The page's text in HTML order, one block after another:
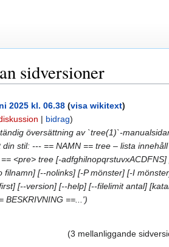
sidversioner
2025 kl. 06.38 (visa wikitext)
| bidrag)
översättning av `tree(1)`-
stil: --- == NAMN == tree – lista
<pre> tree [-adfghilnopqrstuvxACDFNS]
filnamn] [--nolinks] [-P mönster] [-I
[--version] [--help] [--filelimit antal]
BESKRIVNING ==...')
(3 mellanliggande